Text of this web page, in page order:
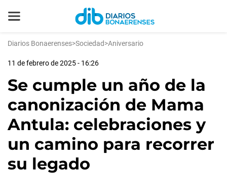
Diarios Bonaerenses>Sociedad>Aniversario
11 de febrero de 2025 - 16:26
Se cumple un año de la
canonización de Mama
Antula: celebraciones y
un camino para recorrer
su legado